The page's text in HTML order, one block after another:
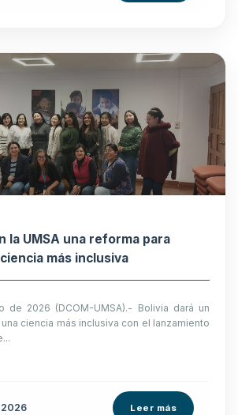
la UMSA una reforma para
más inclusiva
de 2026 (DCOM-UMSA).- Bolivia dará un
ciencia más inclusiva con el lanzamiento
2026 Leer más